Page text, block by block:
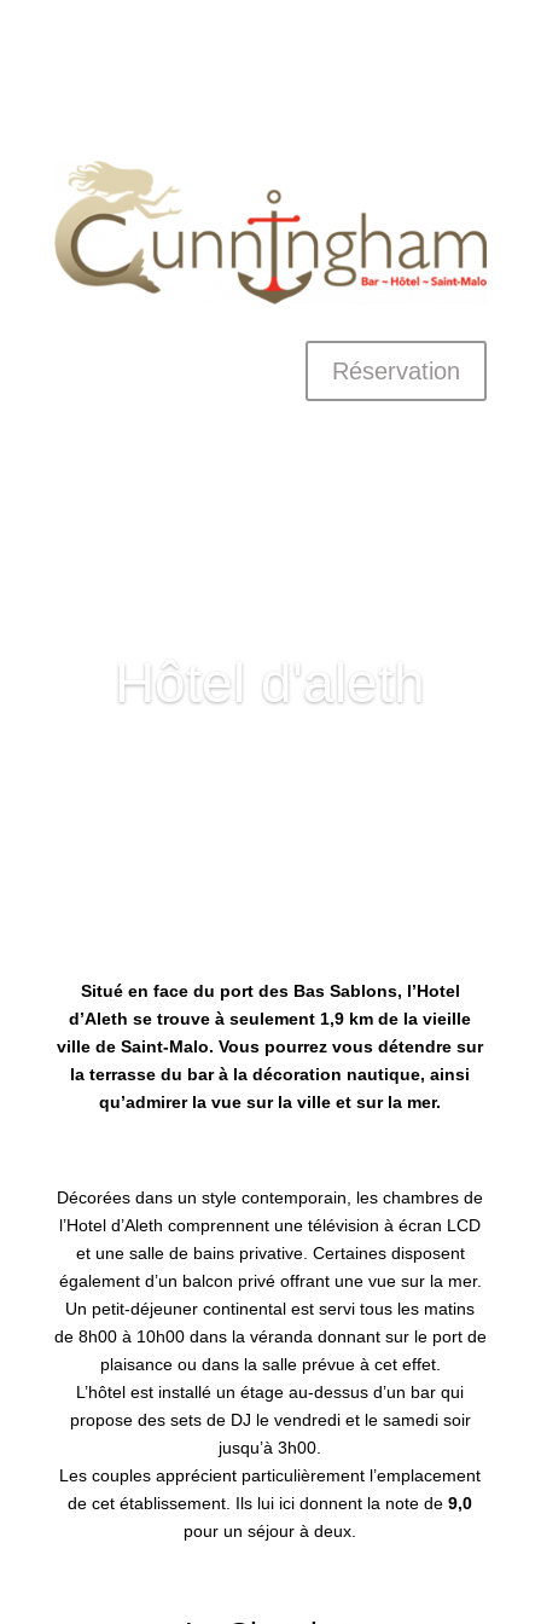
Réservation
Hôtel d'aleth
Situé en face du port des Bas Sablons, l’Hotel
d’Aleth se trouve à seulement 1,9 km de la vieille
ville de Saint-Malo. Vous pourrez vous détendre sur
la terrasse du bar à la décoration nautique, ainsi
qu’admirer la vue sur la ville et sur la mer.
Décorées dans un style contemporain, les chambres de
l’Hotel d’Aleth comprennent une télévision à écran LCD
et une salle de bains privative. Certaines disposent
également d’un balcon privé offrant une vue sur la mer.
Un petit-déjeuner continental est servi tous les matins
de 8h00 à 10h00 dans la véranda donnant sur le port de
plaisance ou dans la salle prévue à cet effet.
L’hôtel est installé un étage au-dessus d’un bar qui
propose des sets de DJ le vendredi et le samedi soir
jusqu’à 3h00.
Les couples apprécient particulièrement l’emplacement
de cet établissement. Ils lui ici donnent la note de 9,0
pour un séjour à deux.